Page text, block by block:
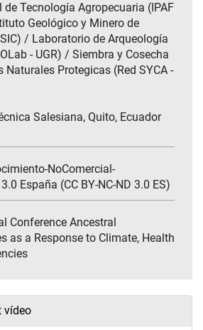
Tecnología Agropecuaria (IPAF
Geológico y Minero de
/ Laboratorio de Arqueología
- UGR) / Siembra y Cosecha
Naturales Protegicas (Red SYCA -
Salesiana, Quito, Ecuador
NoComercial-
España (CC BY-NC-ND 3.0 ES)
Conference Ancestral
as a Response to Climate, Health
vídeo